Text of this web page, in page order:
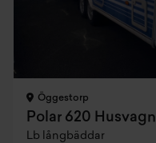
Öggestorp
Polar 620 Husvagn
Lb långbäddar